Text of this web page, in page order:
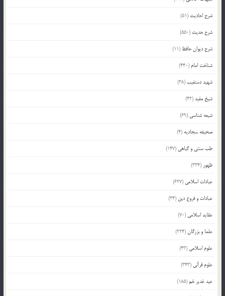
شرح احادیث (51)
شرح حدیث (550)
شرح دیوان حافظ (11)
شناخت امام (440)
شهید دستغیب(38)
شیخ مفید(42)
شیعه شناسی (69)
صحیفه سجادیه (4)
طب سنتی و گیاهی (147)
ظهور (334)
عبادات اسلامی (627)
عبادات و فروع دین (34)
عقاید اسلامی (70)
علما و بزرگان(224)
علوم اسلامی (43)
علوم قرآنی (343)
عید غدیر خم(185)